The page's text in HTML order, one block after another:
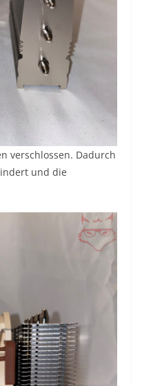
verschlossen. Dadurch
und die